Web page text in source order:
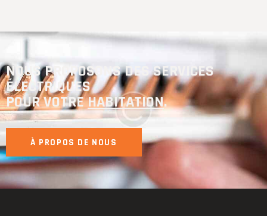
NOUS PROPOSONS DES SERVICES
ÉLECTRIQUES
POUR VOTREHABITATION.
À PROPOS DE NOUS